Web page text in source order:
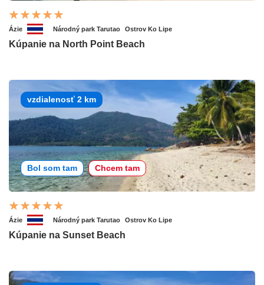
Ázie Národný park Tarutao Ostrov Ko Lipe
Kúpanie na North Point Beach
vzdialenosť 2 km
Bol som tam Chcem tam
Ázie Národný park Tarutao Ostrov Ko Lipe
Kúpanie na Sunset Beach